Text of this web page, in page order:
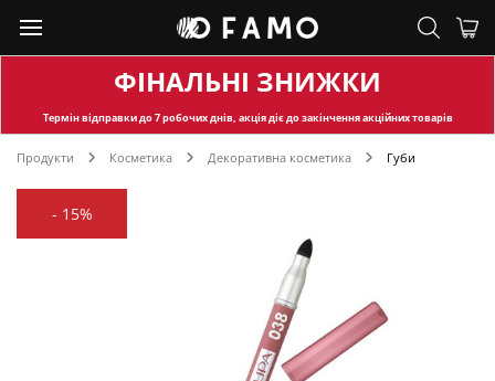
ФІНАЛЬНІ ЗНИЖКИ
Термін відправкидо 7 робочих днів, акція діє до закінчення акційних товарів
Продукти Косметика Декоративна косметика Губи
- 15%